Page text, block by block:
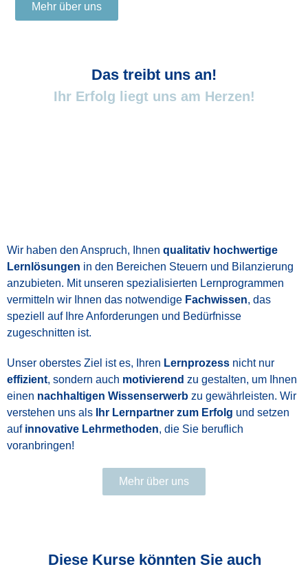
Mehr über uns
Das treibt uns an!
Ihr Erfolg liegt uns am Herzen!
Wir haben den Anspruch, Ihnen qualitativ hochwertige
Lernlösungen in den Bereichen Steuern und Bilanzierung
anzubieten. Mit unseren spezialisierten Lernprogrammen
vermitteln wir Ihnen das notwendige Fachwissen, das
speziell auf Ihre Anforderungen und Bedürfnisse
zugeschnitten ist.
Unser oberstes Ziel ist es, Ihren Lernprozess nicht nur
effizient, sondern auch motivierend zu gestalten, um Ihnen
einen nachhaltigen Wissenserwerb zu gewährleisten. Wir
verstehen uns als
Ihr Lernpartner zum Erfolg und setzen
auf innovative Lehrmethoden, die Sie beruflich
voranbringen!
Mehr über uns
Diese Kurse könnten Sie auch